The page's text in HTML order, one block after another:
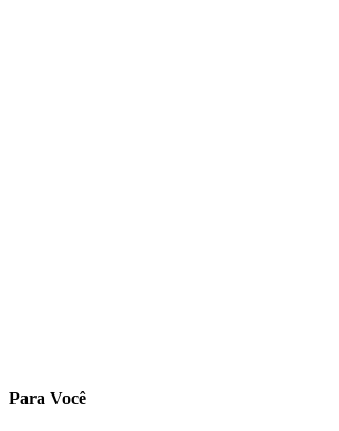
Para Você